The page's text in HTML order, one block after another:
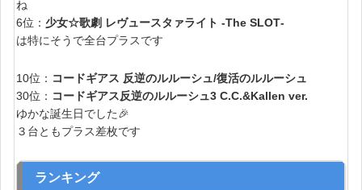
ね
6位： 少女☆歌劇 レヴュースタァライト ‐The SLOT‐
は特にそうで全台プラスです
10位： コードギアス 反逆のルルーシュ/復活のルルーシュ
30位： コードギアス反逆のルルーシュ3 C.C.&Kallen ver.
ゆかな誕生日でした🎉
３台ともプラス差枚です
ランキング